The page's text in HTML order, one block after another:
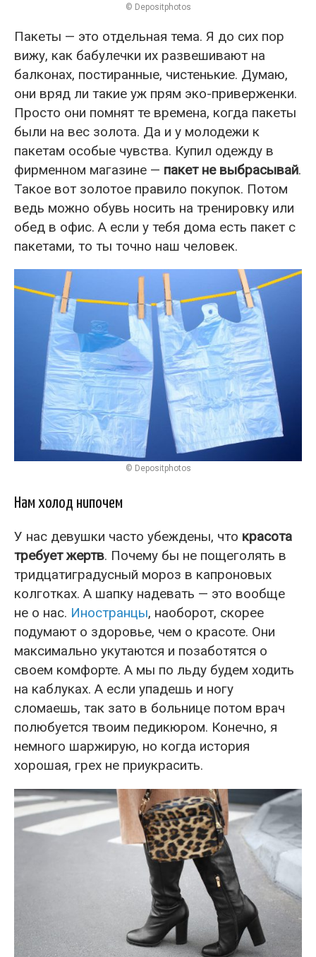
© Depositphotos
Пакеты — это отдельная тема. Я до сих пор
вижу, как бабулечки их развешивают на
балконах, постиранные, чистенькие. Думаю,
они вряд ли такие уж прям эко-приверженки.
Просто они помнят те времена, когда пакеты
были на вес золота. Да и у молодежи к
пакетам особые чувства. Купил одежду в
фирменном магазине — пакет не выбрасывай.
Такое вот золотое правило покупок. Потом
ведь можно обувь носить на тренировку или
обед в офис. А если у тебя дома есть пакет с
пакетами, то ты точно наш человек.
© Depositphotos
Нам холод нипочем
У нас девушки часто убеждены, что красота
требует жертв. Почему бы не пощеголять в
тридцатиградусный мороз в капроновых
колготках. А шапку надевать — это вообще
не о нас. Иностранцы, наоборот, скорее
подумают о здоровье, чем о красоте. Они
максимально укутаются и позаботятся о
своем комфорте. А мы по льду будем ходить
на каблуках. А если упадешь и ногу
сломаешь, так зато в больнице потом врач
полюбуется твоим педикюром. Конечно, я
немного шаржирую, но когда история
хорошая, грех не приукрасить.